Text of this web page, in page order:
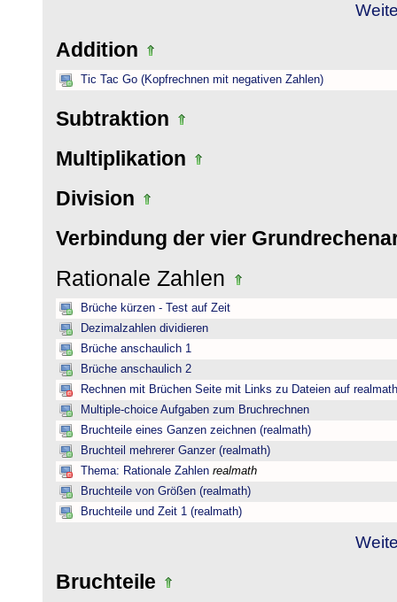
Addition
Tic Tac Go (Kopfrechnen mit negativen Zahlen)
Subtraktion
Multiplikation
Division
Verbindung der vier
Rationale Zahlen
Brüche kürzen - Test auf Zeit
Dezimalzahlen dividieren
Brüche anschaulich 1
Brüche anschaulich 2
Rechnen mit Brüchen Seite mit Links zu Dateien auf
Multiple-choice Aufgaben zum Bruchrechnen
Bruchteile eines Ganzen zeichnen (realmath)
Bruchteil mehrerer Ganzer (realmath)
Thema: Rationale Zahlen realmath
Bruchteile von Größen (realmath)
Bruchteile und Zeit 1 (realmath)
Bruchteile